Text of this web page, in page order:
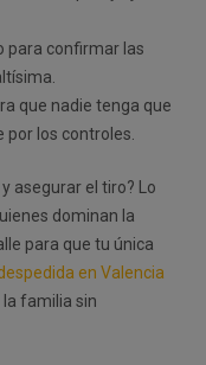
para confirmar las
que nadie tenga que
los controles.
asegurar el tiro? Lo
dominan la
para que tu única
en Valencia
familia sin